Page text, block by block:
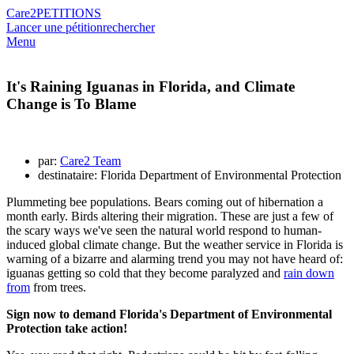
Care2PETITIONS
Lancer une pétitionrechercher
Menu
It's Raining Iguanas in Florida, and Climate
Change is To Blame
par: Care2 Team
destinataire: Florida Department of Environmental Protection
Plummeting bee populations. Bears coming out of hibernation a
month early. Birds altering their migration. These are just a few of
the scary ways we've seen the natural world respond to human-
induced global climate change. But the weather service in Florida is
warning of a bizarre and alarming trend you may not have heard of:
iguanas getting so cold that they become paralyzed and rain down
from from trees.
Sign now to demand Florida's Department of Environmental
Protection take action!